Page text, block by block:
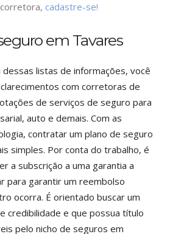
cadastre-se!
em Tavares
listas de informações, você
com corretoras de
de serviços de seguro para
auto e demais. Com as
contratar um plano de seguro
simples. Por conta do trabalho, é
a subscrição a uma garantia a
para garantir um reembolso
ocorra. É orientado buscar um
credibilidade e que possua título
pelo nicho de seguros em